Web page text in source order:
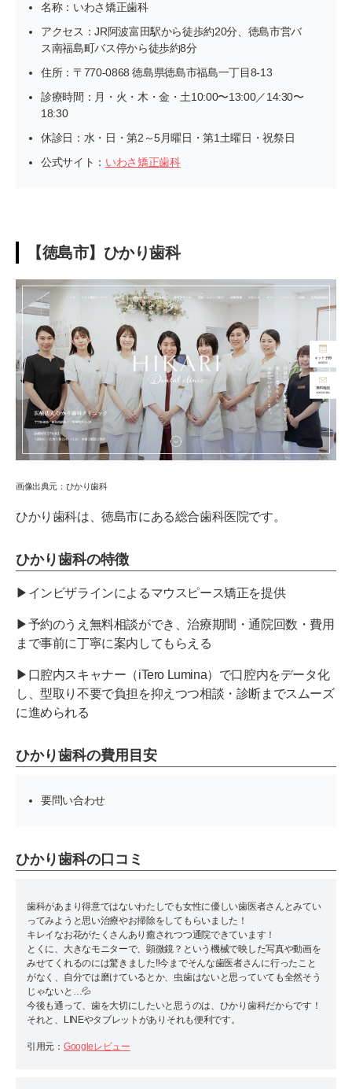
名称：いわさ矯正歯科
アクセス：JR阿波富田駅から徒歩約20分、徳島市営バ
ス南福島町バス停から徒歩約8分
住所：〒770-0868 徳島県徳島市福島一丁目8-13
診療時間：月・火・木・金・土10:00〜13:00／14:30〜
18:30
休診日：水・日・第2～5月曜日・第1土曜日・祝祭日
公式サイト： いわさ矯正歯科
【徳島市】ひかり歯科
画像出典元：ひかり歯科
ひかり歯科は、徳島市にある総合歯科医院です。
ひかり歯科の特徴
▶インビザラインによるマウスピース矯正を提供
▶予約のうえ無料相談ができ、治療期間・通院回数・費用
まで事前に丁寧に案内してもらえる
▶口腔内スキャナー（iTero Lumina）で口腔内をデータ化
し、型取り不要で負担を抑えつつ相談・診断までスムーズ
に進められる
ひかり歯科の費用目安
要問い合わせ
ひかり歯科の口コミ
歯科があまり得意ではないわたしでも女性に優しい歯医者さんとみてい
ってみようと思い治療やお掃除をしてもらいました！
キレイなお花がたくさんあり癒されつつ通院できています！
とくに、大きなモニターで、顕微鏡？という機械で映した写真や動画を
みせてくれるのには驚きました‼️今までそんな歯医者さんに行ったこと
がなく、自分では磨けているとか、虫歯はないと思っていても全然そう
じゃないと…💦
今後も通って、歯を大切にしたいと思うのは、ひかり歯科だからです！
それと、LINEやタブレットがありそれも便利です。
引用元： Googleレビュー